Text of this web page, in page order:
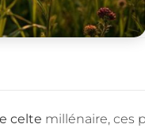
celte millénaire, ces